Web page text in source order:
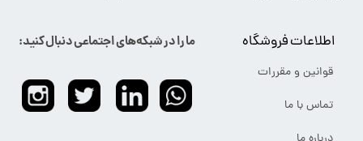
ما را در شبکه‌های اجتماعی دنبال کنید: اطلاعات فروشگاه
قوانین و مقررات
تماس با ما